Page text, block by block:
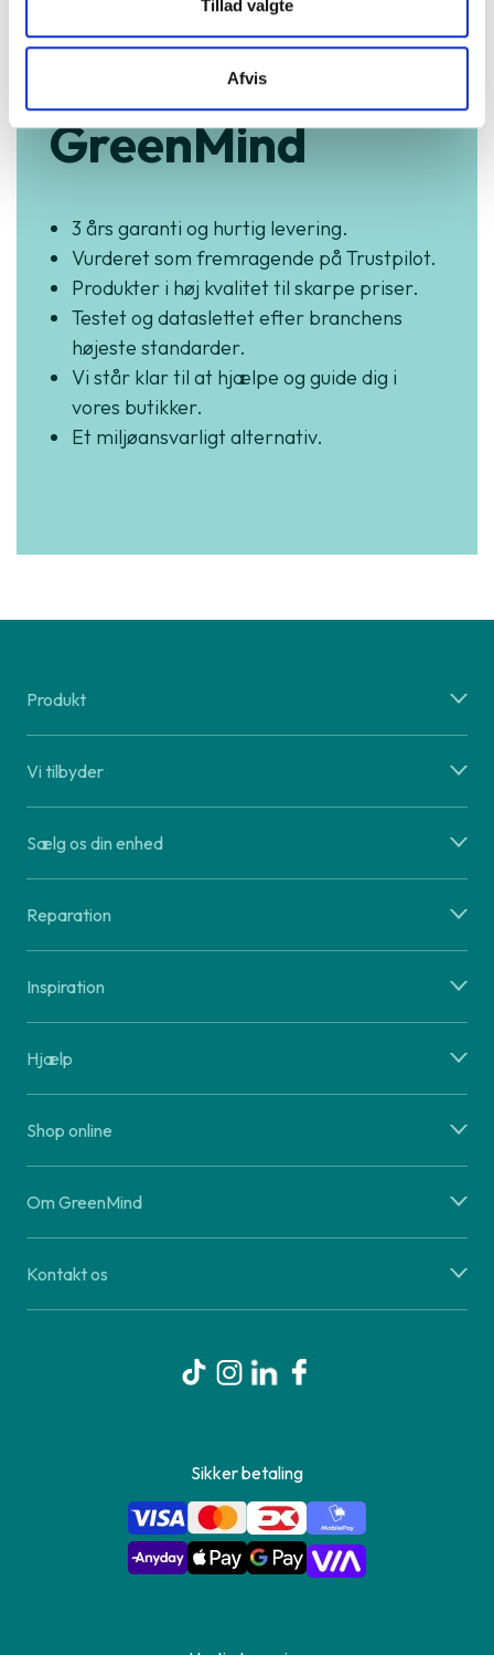
Tillad valgte
Afvis
Køb trygt hos
GreenMind
3 års garanti og hurtig levering.
Vurderet som fremragende på Trustpilot.
Produkter i høj kvalitet til skarpe priser.
Testet og dataslettet efter branchens
højeste standarder.
Vi står klar til at hjælpe og guide dig i
vores butikker.
Et miljøansvarligt alternativ.
Produkt
Vi tilbyder
Sælg os din enhed
Reparation
Inspiration
Hjælp
Shop online
Om GreenMind
Kontakt os
Sikker betaling